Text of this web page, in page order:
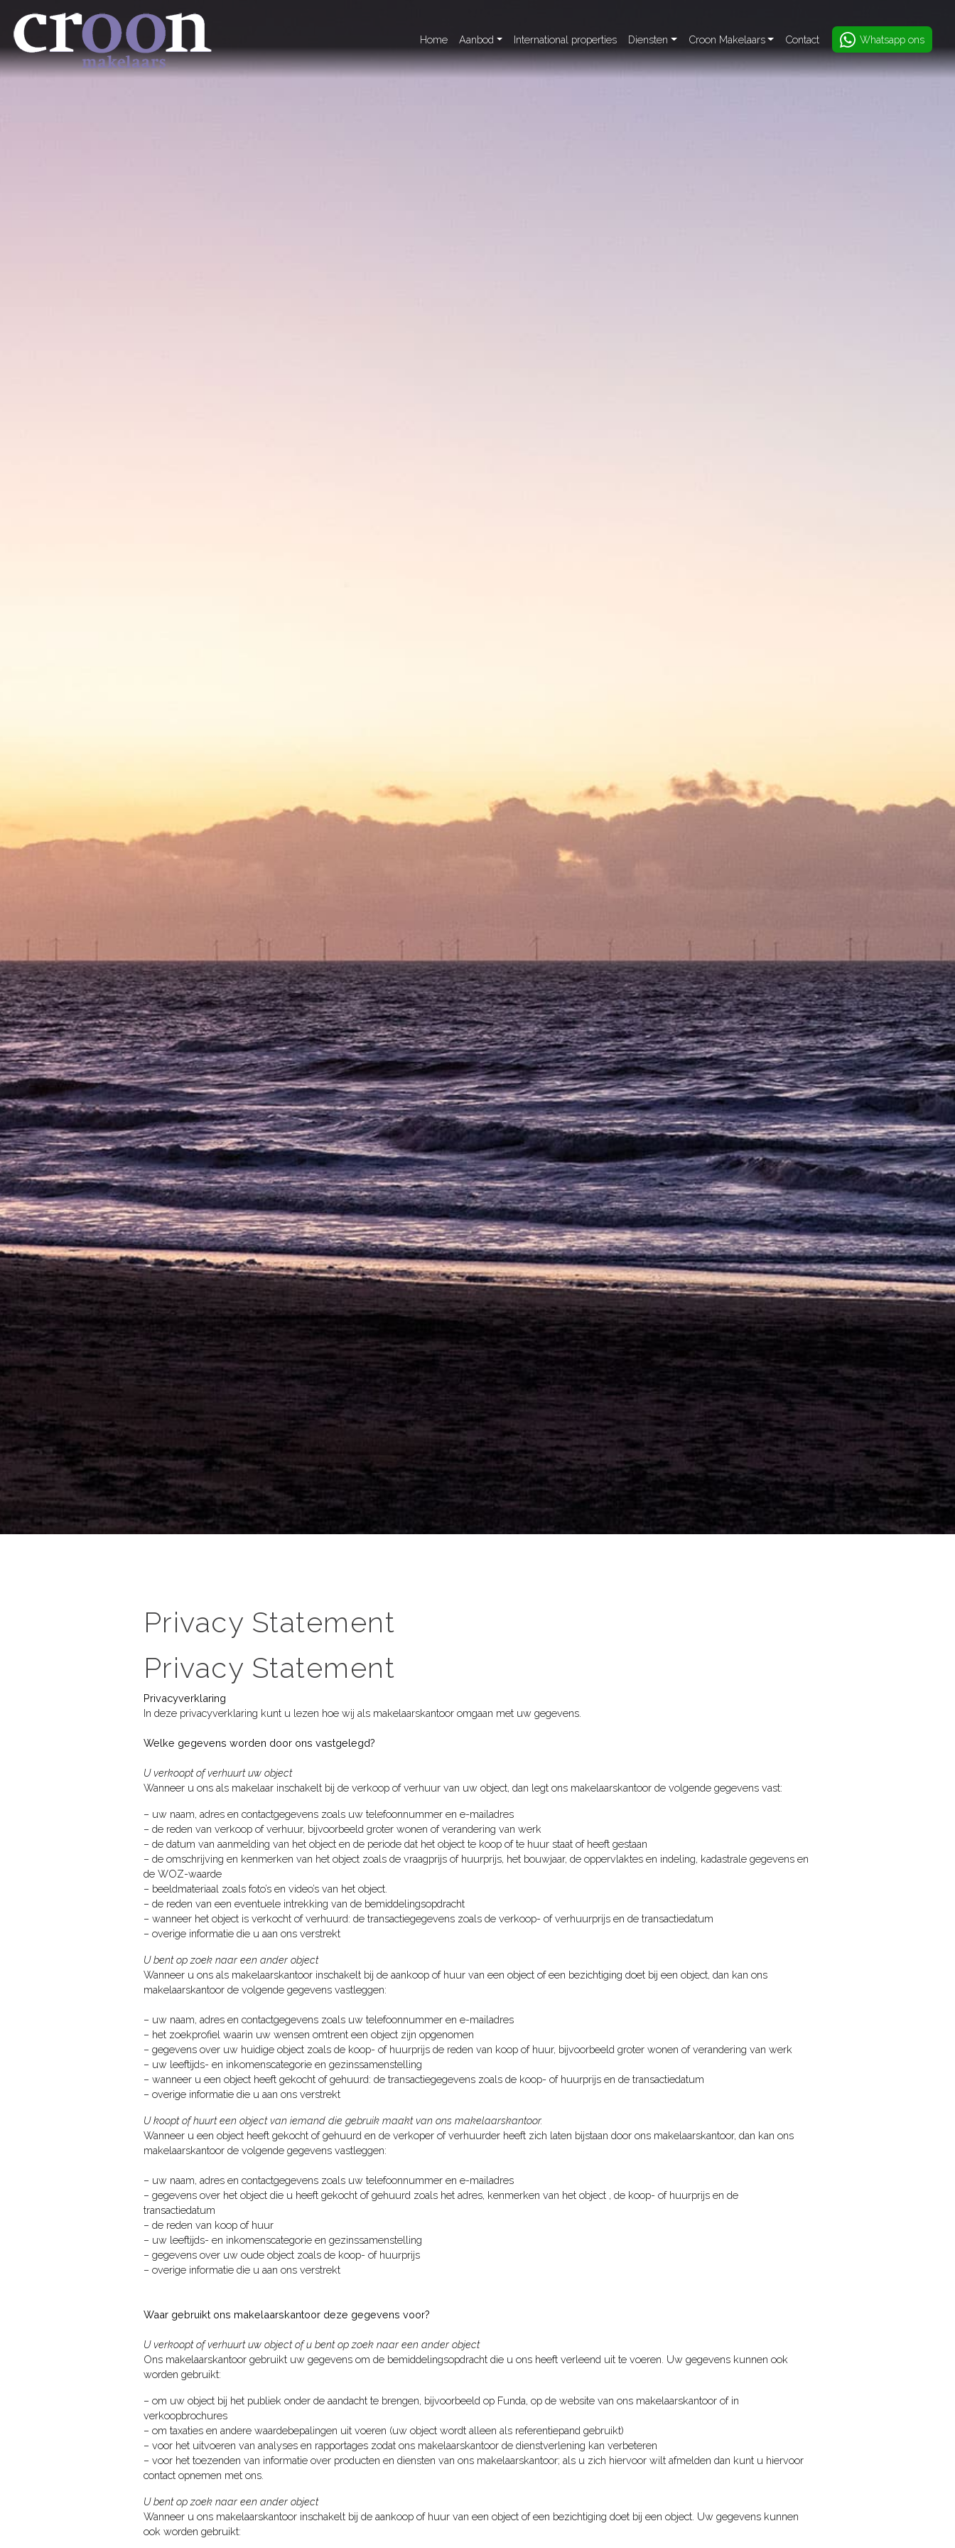
Home Aanbod International properties Diensten Croon Makelaars Contact Whatsapp ons
Privacy Statement
Privacy Statement
Privacyverklaring
In deze privacyverklaring kunt u lezen hoe wij als makelaarskantoor omgaan met uw gegevens.
Welke gegevens worden door ons vastgelegd?
U verkoopt of verhuurt uw object
Wanneer u ons als makelaar inschakelt bij de verkoop of verhuur van uw object, dan legt ons makelaarskantoor de volgende gegevens vast:
– uw naam, adres en contactgegevens zoals uw telefoonnummer en e-mailadres
– de reden van verkoop of verhuur, bijvoorbeeld groter wonen of verandering van werk
– de datum van aanmelding van het object en de periode dat het object te koop of te huur staat of heeft gestaan
– de omschrijving en kenmerken van het object zoals de vraagprijs of huurprijs, het bouwjaar, de oppervlaktes en indeling, kadastrale gegevens en
de WOZ-waarde
– beeldmateriaal zoals foto’s en video’s van het object.
– de reden van een eventuele intrekking van de bemiddelingsopdracht
– wanneer het object is verkocht of verhuurd: de transactiegegevens zoals de verkoop- of verhuurprijs en de transactiedatum
– overige informatie die u aan ons verstrekt
U bent op zoek naar een ander object
Wanneer u ons als makelaarskantoor inschakelt bij de aankoop of huur van een object of een bezichtiging doet bij een object, dan kan ons
makelaarskantoor de volgende gegevens vastleggen:
– uw naam, adres en contactgegevens zoals uw telefoonnummer en e-mailadres
– het zoekprofiel waarin uw wensen omtrent een object zijn opgenomen
– gegevens over uw huidige object zoals de koop- of huurprijs de reden van koop of huur, bijvoorbeeld groter wonen of verandering van werk
– uw leeftijds- en inkomenscategorie en gezinssamenstelling
– wanneer u een object heeft gekocht of gehuurd: de transactiegegevens zoals de koop- of huurprijs en de transactiedatum
– overige informatie die u aan ons verstrekt
U koopt of huurt een object van iemand die gebruik maakt van ons makelaarskantoor.
Wanneer u een object heeft gekocht of gehuurd en de verkoper of verhuurder heeft zich laten bijstaan door ons makelaarskantoor, dan kan ons
makelaarskantoor de volgende gegevens vastleggen:
– uw naam, adres en contactgegevens zoals uw telefoonnummer en e-mailadres
– gegevens over het object die u heeft gekocht of gehuurd zoals het adres, kenmerken van het object , de koop- of huurprijs en de
transactiedatum
– de reden van koop of huur
– uw leeftijds- en inkomenscategorie en gezinssamenstelling
– gegevens over uw oude object zoals de koop- of huurprijs
– overige informatie die u aan ons verstrekt
Waar gebruikt ons makelaarskantoor deze gegevens voor?
U verkoopt of verhuurt uw object of u bent op zoek naar een ander object
Ons makelaarskantoor gebruikt uw gegevens om de bemiddelingsopdracht die u ons heeft verleend uit te voeren. Uw gegevens kunnen ook
worden gebruikt:
– om uw object bij het publiek onder de aandacht te brengen, bijvoorbeeld op Funda, op de website van ons makelaarskantoor of in
verkoopbrochures
– om taxaties en andere waardebepalingen uit voeren (uw object wordt alleen als referentiepand gebruikt)
– voor het uitvoeren van analyses en rapportages zodat ons makelaarskantoor de dienstverlening kan verbeteren
– voor het toezenden van informatie over producten en diensten van ons makelaarskantoor; als u zich hiervoor wilt afmelden dan kunt u hiervoor
contact opnemen met ons.
U bent op zoek naar een ander object
Wanneer u ons makelaarskantoor inschakelt bij de aankoop of huur van een object of een bezichtiging doet bij een object. Uw gegevens kunnen
ook worden gebruikt: